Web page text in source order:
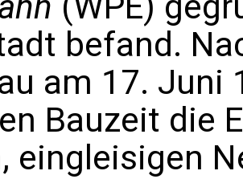
befand.
am 17.
Bauzeit die
eingleisigen